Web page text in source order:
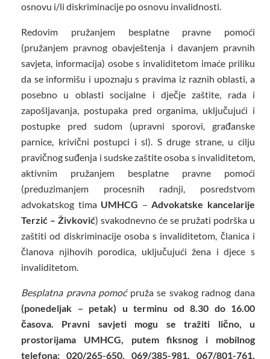
osnovu i/li diskriminacije po osnovu invalidnosti.
Redovim pružanjem besplatne pravne pomoći
(pružanjem pravnog obavještenja i davanjem pravnih
savjeta, informacija) osobe s invaliditetom imaće priliku
da se informišu i upoznaju s pravima iz raznih oblasti, a
posebno u oblasti socijalne i dječje zaštite, rada i
zapošljavanja, postupaka pred organima, uključujući i
postupke pred sudom (upravni sporovi, građanske
parnice, krivični postupci i sl). S druge strane, u cilju
pravičnog suđenja i sudske zaštite osoba s invaliditetom,
aktivnim pružanjem besplatne pravne pomoći
(preduzimanjem procesnih radnji, posredstvom
advokatskog tima UMHCG –Advokatske kancelarije
Terzić – Živković) svakodnevno će se pružati podrška u
zaštiti od diskriminacije osoba s invaliditetom, članica i
članova njihovih porodica, uključujući žena i djece s
invaliditetom.
Besplatna pravna pomoćpruža se svakog radnog dana
(ponedeljak – petak) u terminu od 8.30 do 16.00
časova. Pravni savjeti mogu se tražiti lično, u
prostorijama UMHCG, putem fiksnog i mobilnog
telefona: 020/265-650, 069/385-981, 067/801-761,